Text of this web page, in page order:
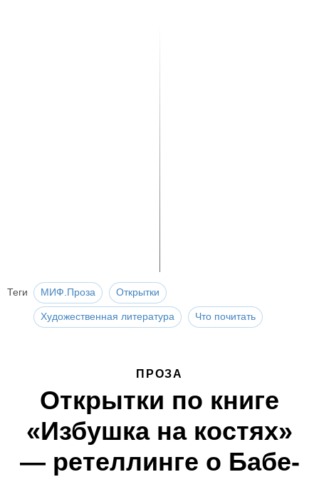
Теги МИФ.Проза Открытки
Художественная литература Что почитать
ПРОЗА
Открытки по книге
«Избушка на костях»
— ретеллинге о Бабе-